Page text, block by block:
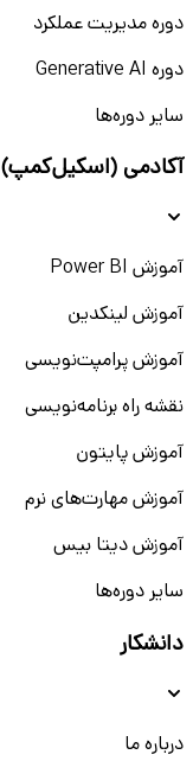
دوره مدیریت عملکرد
دوره Generative AI
سایر دوره‌ها
آکادمی (اسکیل‌کمپ)
آموزش Power BI
آموزش لینکدین
آموزش پرامپت‌نویسی
نقشه راه برنامه‌نویسی
آموزش پایتون
آموزش مهارت‌های نرم
آموزش دیتا بیس
سایر دوره‌ها
دانشکار
درباره ما